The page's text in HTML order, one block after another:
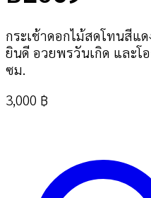
กระเช้าดอกไม้สดโทนสีแ
ยินดี อวยพรวันเกิด และโ
ซม.
3,000 ฿